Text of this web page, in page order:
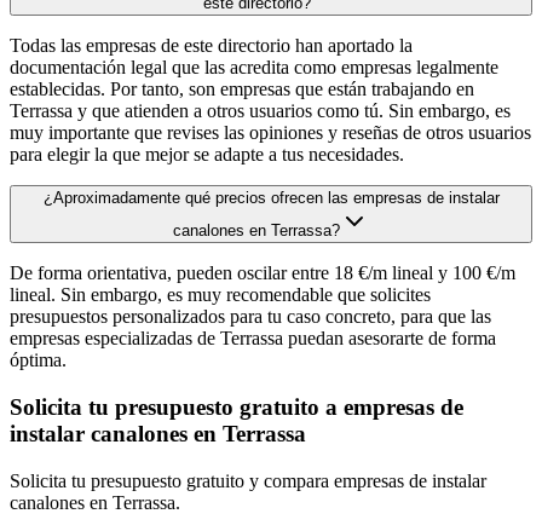
Todas las empresas de este directorio han aportado la
documentación legal que las acredita como empresas legalmente
establecidas. Por tanto, son empresas que están trabajando en
Terrassa y que atienden a otros usuarios como tú. Sin embargo, es
muy importante que revises las opiniones y reseñas de otros usuarios
para elegir la que mejor se adapte a tus necesidades.
¿Aproximadamente qué precios ofrecen las empresas de instalar
canalones en Terrassa?
De forma orientativa, pueden oscilar entre 18 €/m lineal y 100 €/m
lineal. Sin embargo, es muy recomendable que solicites
presupuestos personalizados para tu caso concreto, para que las
empresas especializadas de Terrassa puedan asesorarte de forma
óptima.
Solicita tu presupuesto gratuito a empresas de
instalar canalones en Terrassa
Solicita tu presupuesto gratuito y compara empresas de instalar
canalones en Terrassa.